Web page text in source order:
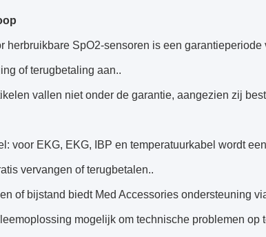
herbruikbare SpO2-sensoren is een
of terugbetaling aan..
vallen niet onder de garantie, aangezien zij
voor EKG, EKG, IBP en temperatuurkabel wordt
vervangen of terugbetalen..
of bijstand biedt Med Accessories ondersteuning
mogelijk om technische problemen op